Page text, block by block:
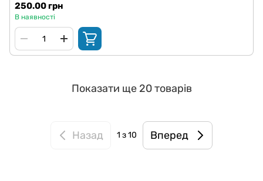
250.00 грн
В наявності
Показати ще 20 товарів
Назад 1 з 10 Вперед